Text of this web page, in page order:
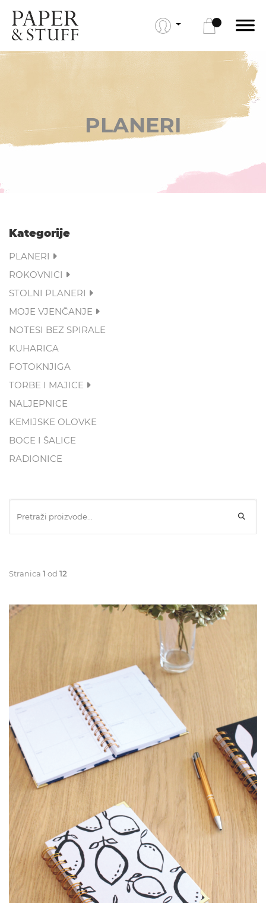
PLANERI
Kategorije
PLANERI
ROKOVNICI
STOLNI PLANERI
MOJE VJENČANJE
NOTESI BEZ SPIRALE
KUHARICA
FOTOKNJIGA
TORBE I MAJICE
NALJEPNICE
KEMIJSKE OLOVKE
BOCE I ŠALICE
RADIONICE
Stranica 1 od 12